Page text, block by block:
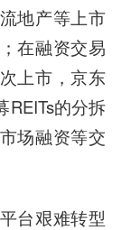
地产等上市
在融资交易
上市，京东
REITs的分拆
场融资等交
台艰难转型